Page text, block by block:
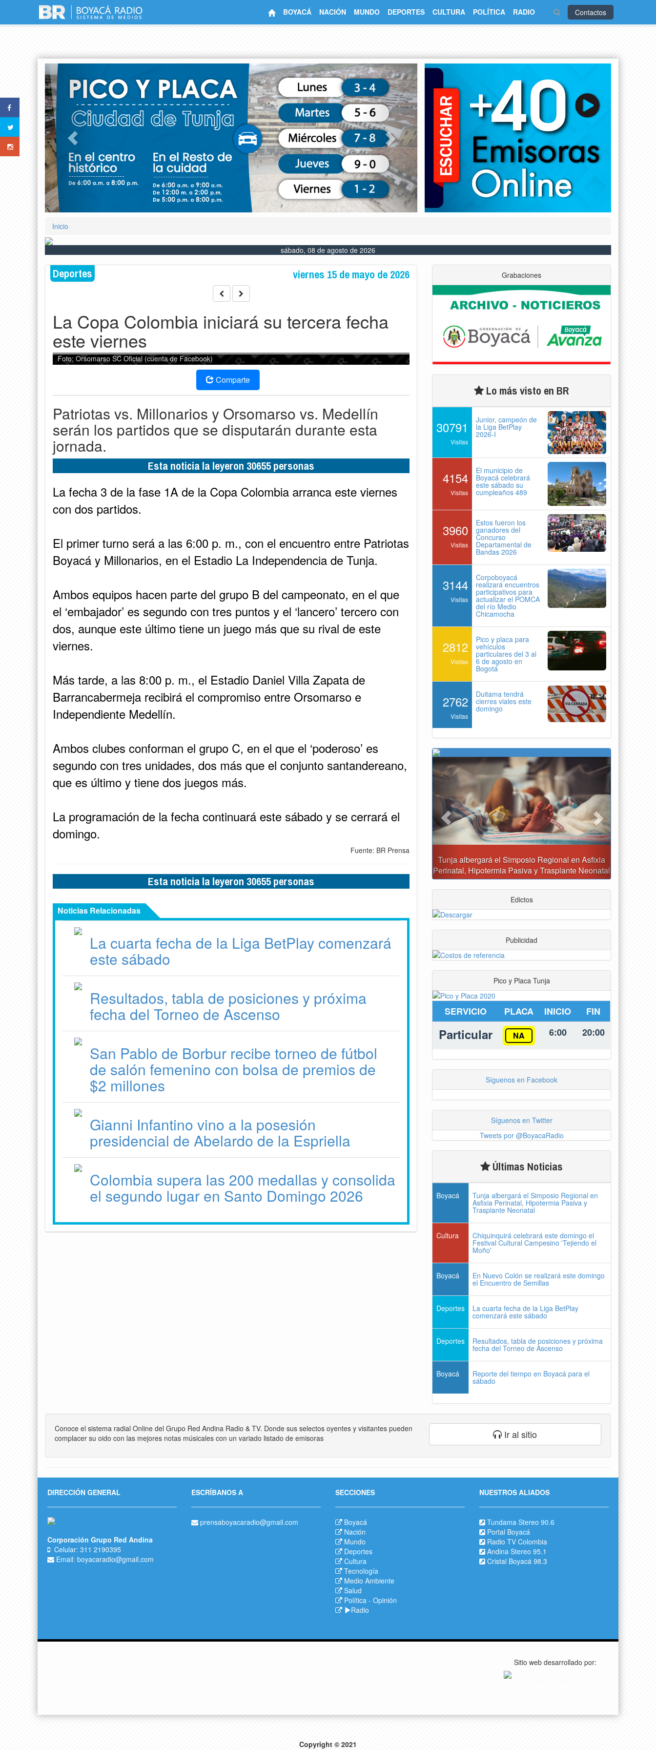
Contactos
BOYACÁ NACIÓN MUNDO DEPORTES CULTURA POLÍTICA RADIO
Next
Inicio
sábado, 08 de agosto de 2026
Deportes viernes 15 de mayo de 2026
La Copa Colombia iniciará su tercera fecha
este viernes
Foto: Orsomarso SC Oficial (cuenta de Facebook)
Comparte
Patriotas vs. Millonarios y Orsomarso vs. Medellín
serán los partidos que se disputarán durante esta
jornada.
Esta noticia la leyeron 30655 personas
La fecha 3 de la fase 1A de la Copa Colombia arranca este viernes
con dos partidos.
El primer turno será a las 6:00 p. m., con el encuentro entre Patriotas
Boyacá y Millonarios, en el Estadio La Independencia de Tunja.
Ambos equipos hacen parte del grupo B del campeonato, en el que
el ‘embajador’ es segundo con tres puntos y el ‘lancero’ tercero con
dos, aunque este último tiene un juego más que su rival de este
viernes.
Más tarde, a las 8:00 p. m., el Estadio Daniel Villa Zapata de
Barrancabermeja recibirá el compromiso entre Orsomarso e
Independiente Medellín.
Ambos clubes conforman el grupo C, en el que el ‘poderoso’ es
segundo con tres unidades, dos más que el conjunto santandereano,
que es último y tiene dos juegos más.
La programación de la fecha continuará este sábado y se cerrará el
domingo.
Fuente: BR Prensa
Esta noticia la leyeron 30655 personas
Noticias Relacionadas
La cuarta fecha de la Liga BetPlay comenzará
este sábado
Resultados, tabla de posiciones y próxima
fecha del Torneo de Ascenso
San Pablo de Borbur recibe torneo de fútbol
de salón femenino con bolsa de premios de
$2 millones
Gianni Infantino vino a la posesión
presidencial de Abelardo de la Espriella
Colombia supera las 200 medallas y consolida
el segundo lugar en Santo Domingo 2026
Grabaciones
Lo más visto en BR
30791
Visitas
Junior, campeón de
la Liga BetPlay
2026-I
4154
Visitas
El municipio de
Boyacá celebrará
este sábado su
cumpleaños 489
3960
Visitas
Estos fueron los
ganadores del
Concurso
Departamental de
Bandas 2026
3144
Visitas
Corpoboyacá
realizará encuentros
participativos para
actualizar el POMCA
del río Medio
Chicamocha
2812
Visitas
Pico y placa para
vehículos
particulares del 3 al
6 de agosto en
Bogotá
2762
Visitas
Duitama tendrá
cierres viales este
domingo
Tunja albergará el Simposio Regional en Asfixia
Perinatal, Hipotermia Pasiva y Trasplante Neonatal
Reporte del tiempo en Boyacá para el
Previous Next
Edictos
Publicidad
Pico y Placa Tunja
SERVICIO PLACA INICIO FIN
Particular NA 6:00 20:00
Síguenos en Facebook
Síguenos en Twitter
Tweets por @BoyacaRadio
Últimas Noticias
Boyacá Tunja albergará el Simposio Regional en
Asfixia Perinatal, Hipotermia Pasiva y
Trasplante Neonatal
Cultura Chiquinquirá celebrará este domingo el
Festival Cultural Campesino 'Tejiendo el
Moño'
Boyacá En Nuevo Colón se realizará este domingo
el Encuentro de Semillas
Deportes La cuarta fecha de la Liga BetPlay
comenzará este sábado
Deportes Resultados, tabla de posiciones y próxima
fecha del Torneo de Ascenso
Boyacá Reporte del tiempo en Boyacá para el
sábado
Conoce el sistema radial Online del Grupo Red Andina Radio & TV. Donde sus selectos oyentes y visitantes pueden
complacer su oido con las mejores notas músicales con un variado listado de emisoras
Ir al sitio
DIRECCIÓN GENERAL
Corporación Grupo Red Andina
Celular: 311 2190395
Email: boyacaradio@gmail.com
ESCRÍBANOS A
prensaboyacaradio@gmail.com
SECCIONES
Boyacá
Nación
Mundo
Deportes
Cultura
Tecnología
Medio Ambiente
Salud
Política - Opinión
Radio
NUESTROS ALIADOS
Tundama Stereo 90.6
Portal Boyacá
Radio TV Colombia
Andina Stereo 95.1
Cristal Boyacá 98.3
Sitio web desarrollado por:
Copyright © 2021